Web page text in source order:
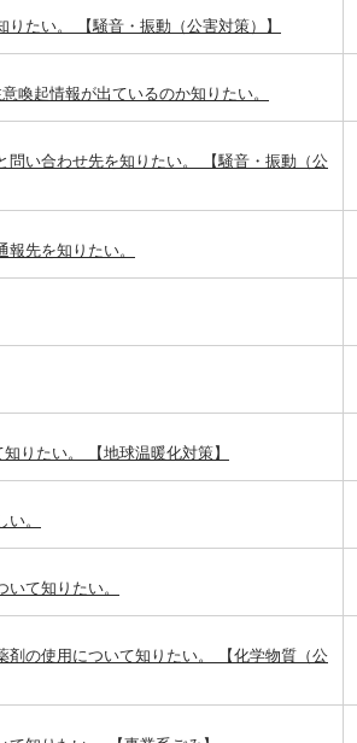
たい。 【騒音・振動（公害対策）】
喚起情報が出ているのか知りたい。
い合わせ先を知りたい。 【騒音・振動（公
先を知りたい。
りたい。 【地球温暖化対策】
。
て知りたい。
の使用について知りたい。 【化学物質（公